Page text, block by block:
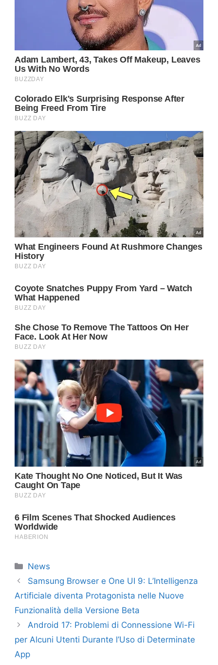
Categorie
News
Samsung Browser e One UI 9: L’Intelligenza
Artificiale diventa Protagonista nelle Nuove
Funzionalità della Versione Beta
Android 17: Problemi di Connessione Wi-Fi
per Alcuni Utenti Durante l’Uso di Determinate
App